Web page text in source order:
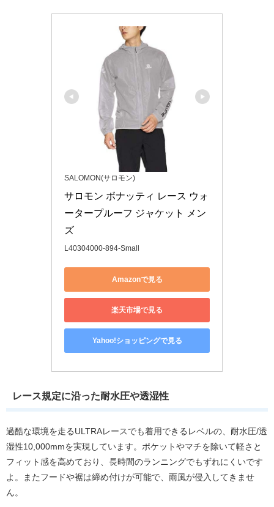
SALOMON(サロモン)
サロモン ボナッティ レース ウォ
ータープルーフ ジャケット メン
ズ
L40304000-894-Small
Amazonで見る
楽天市場で見る
Yahoo!ショッピングで見る
レース規定に沿った耐水圧や透湿性
過酷な環境を走るULTRAレースでも着用できるレベルの、耐水圧/透
湿性10,000mmを実現しています。ポケットやマチを除いて軽さと
フィット感を高めており、長時間のランニングでもずれにくいです
よ。またフードや裾は締め付けが可能で、雨風が侵入してきませ
ん。